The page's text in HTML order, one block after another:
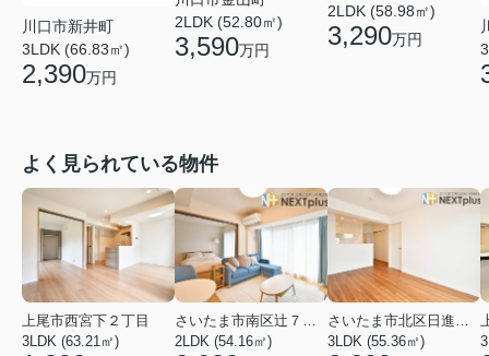
川口市新井町
3LDK (66.83㎡)
2,390万円
2LDK (52.80㎡)
3,590万円
2LDK (58.98㎡)
3,290万円
よく見られている物件
上尾市西宮下２丁目
3LDK (63.21㎡)
2LDK (54.16㎡)
3LDK (55.36㎡)